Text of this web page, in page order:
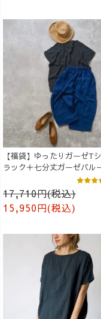
【福袋】ゆったりガーゼT
ラック＋七分丈ガーゼバル
ツ /ブルー
17,710円(税込)
15,950円(税込)